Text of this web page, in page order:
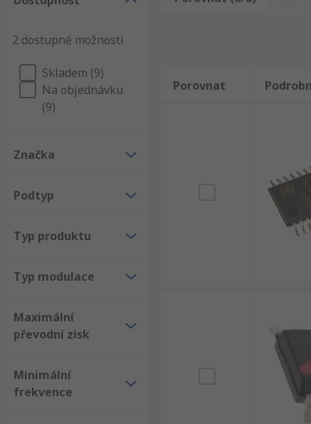
také flexibilní slevy. RS jsou vždy v souladu s
2 dostupné možnosti
Skladem (9)
Na objednávku
(9)
Značka
Podtyp
Typ produktu
Typ modulace
Maximální
převodní zisk
Minimální
frekvence
Porovnat